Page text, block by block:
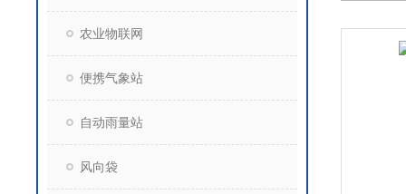
农业物联网
便携气象站
自动雨量站
风向袋